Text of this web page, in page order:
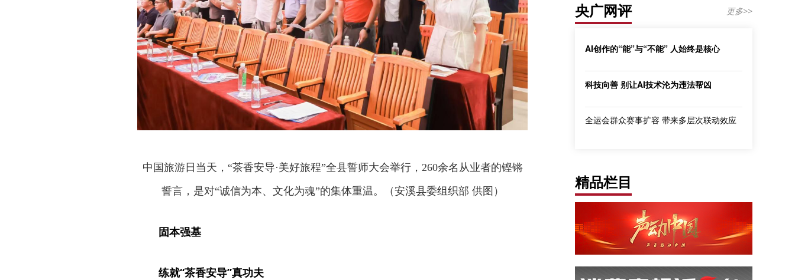
中国旅游日当天，“茶香安导·美好旅程”全县誓师大会举行，260余名从业者的铿锵
誓言，是对“诚信为本、文化为魂”的集体重温。（安溪县委组织部 供图）
固本强基
练就“茶香安导”真功夫
央广网评 更多>>
AI创作的“能”与“不能” 人始终是核心
科技向善 别让AI技术沦为违法帮凶
全运会群众赛事扩容 带来多层次联动效应
精品栏目